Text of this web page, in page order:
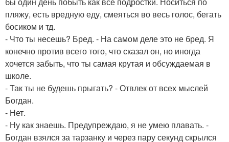
пляжу, есть вредную еду, смеяться во весь голос, бегать
босиком и тд.
- Что ты несешь? Бред. - На самом деле это не бред. Я
конечно против всего того, что сказал он, но иногда
хочется забыть, что ты самая крутая и обсуждаемая в
школе.
- Так ты не будешь прыгать? - Отвлек от всех мыслей
Богдан.
- Нет.
- Ну как знаешь. Предупреждаю, я не умею плавать. -
Богдан взялся за тарзанку и через пару секунд скрылся